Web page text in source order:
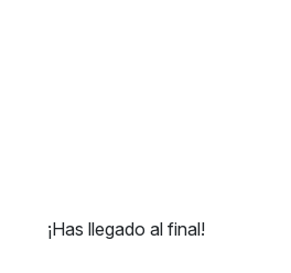
¡Has llegado al final!